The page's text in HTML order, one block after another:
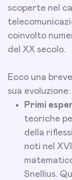
scoperte nel
coinvolto
del XX secolo.
Ecco una
sua evoluzione:
Primi
teoriche
della
noti nel
Snellius.